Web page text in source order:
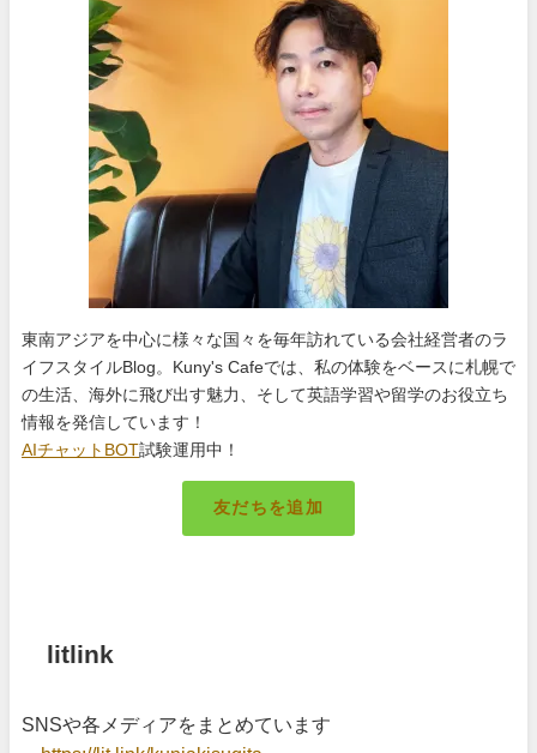
東南アジアを中心に様々な国々を毎年訪れている会社経営者のラ
イフスタイルBlog。Kuny's Cafeでは、私の体験をベースに札幌で
の生活、海外に飛び出す魅力、そして英語学習や留学のお役立ち
情報を発信しています！
AIチャットBOT試験運用中！
友だちを追加
litlink
SNSや各メディアをまとめています